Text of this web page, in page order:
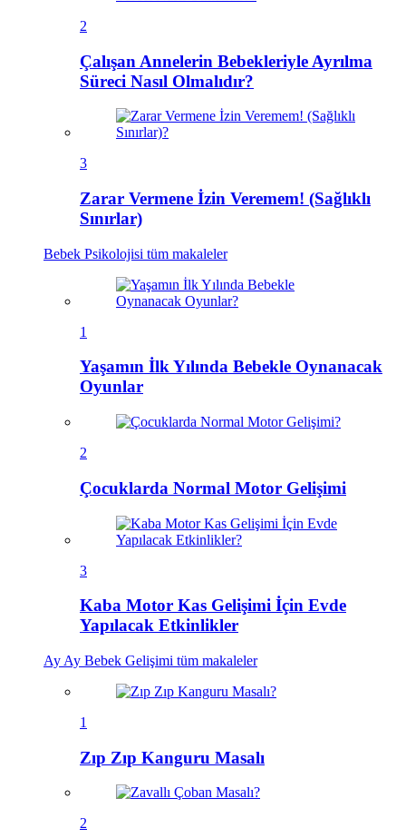
2
Çalışan Annelerin Bebekleriyle Ayrılma
Süreci Nasıl Olmalıdır?
3
Zarar Vermene İzin Veremem! (Sağlıklı
Sınırlar)
Bebek Psikolojisi tüm makaleler
1
Yaşamın İlk Yılında Bebekle Oynanacak
Oyunlar
2
Çocuklarda Normal Motor Gelişimi
3
Kaba Motor Kas Gelişimi İçin Evde
Yapılacak Etkinlikler
Ay Ay Bebek Gelişimi tüm makaleler
1
Zıp Zıp Kanguru Masalı
2